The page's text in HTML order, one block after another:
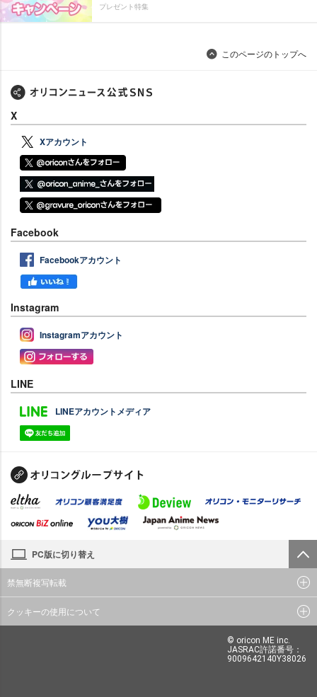
プレゼント特集
このページのトップへ
X
Xアカウント
Facebook
Facebookアカウント
Instagram
Instagramアカウント
LINE
LINEアカウントメディア
PC版に切り替え
禁無断複写転載
クッキーの使用について
© oricon ME inc.
JASRAC許諾番号：
9009642140Y38026